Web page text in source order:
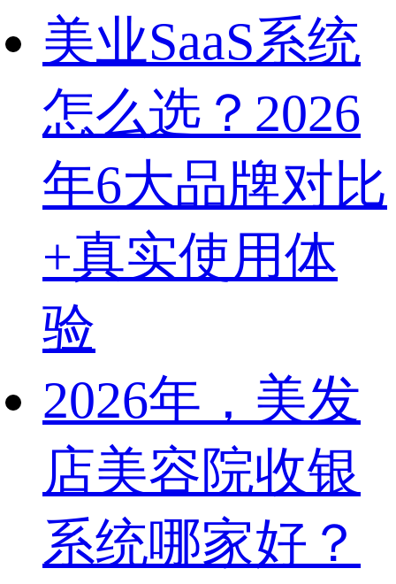
美业SaaS系统
怎么选？2026
年6大品牌对比
+真实使用体
验
2026年，美发
店美容院收银
系统哪家好？